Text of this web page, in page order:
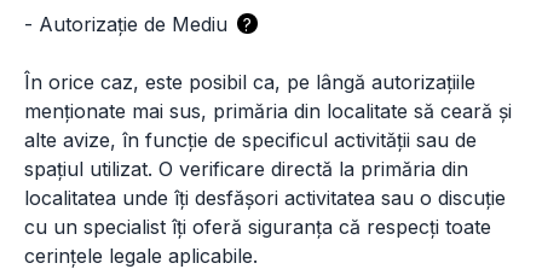
- Autorizație de Mediu ?
În orice caz, este posibil ca, pe lângă autorizațiile
menționate mai sus, primăria din localitate să ceară și
alte avize, în funcție de specificul activității sau de
spațiul utilizat. O verificare directă la primăria din
localitatea unde îți desfășori activitatea sau o discuție
cu un specialist îți oferă siguranța că respecți toate
cerințele legale aplicabile.